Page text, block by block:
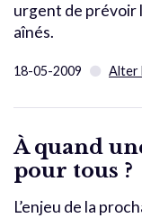
urgent de prévoir
aînés.
18-05-2009 Alter
À quand
pour tous ?
L’enjeu de la